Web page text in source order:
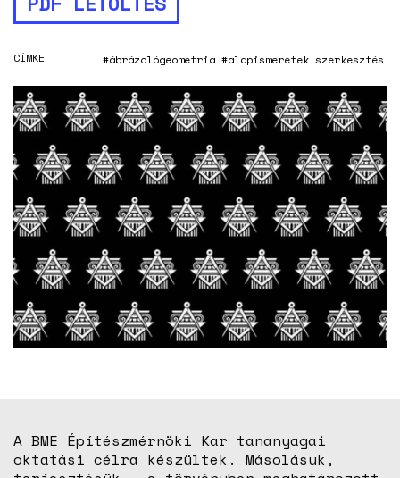
CÍMKE #ábrázológeometria #alapismeretek szerkesztés
A BME Építészmérnöki Kar tananyagai
oktatási célra készültek. Másolásuk,